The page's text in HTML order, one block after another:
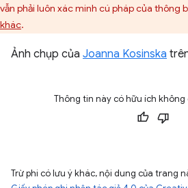
vẫn phải luôn xác minh cú pháp của thông
khác.
Ảnh chụp của Joanna Kosinska
Thông tin này có hữu ích không
Trừ phi có lưu ý khác, nội dung của trang